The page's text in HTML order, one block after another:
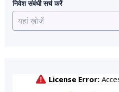
निवेश संबंधी सर्च करें